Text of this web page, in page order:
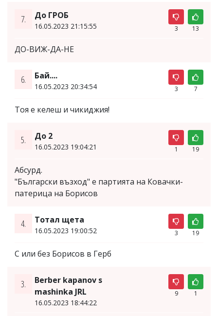
7. До ГРОБ
16.05.2023 21:15:55 3 13
ДО-ВИЖ-ДА-НЕ
6. Бай....
16.05.2023 20:34:54 3 7
Тоя е келеш и чикиджия!
5. До 2
16.05.2023 19:04:21 1 19
Абсурд.
"Български възход" е партията на Ковачки-
патерица на Борисов
4. Тотал щета
16.05.2023 19:00:52 3 19
С или без Борисов в Герб
3.
Berber kapanov s
mashinka JRL
16.05.2023 18:44:22
9 1